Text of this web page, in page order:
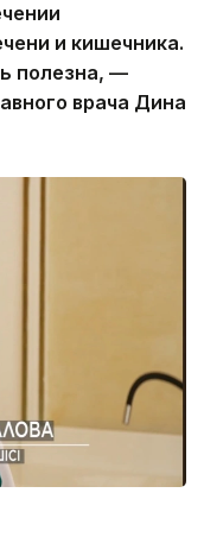
и кишечника.
полезна, —
врача Дина